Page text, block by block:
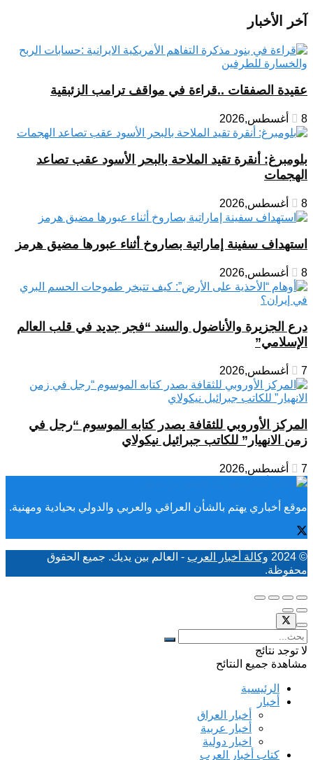
آخر الأخبار
عقيدة الصفقات ..قراءة في مواقف ترامب الزئبقية
8 أغسطس,2026
بلومبرغ: أنقرة تقيد الملاحة بالبحر الأسود عقب تصاعد
الهجمات
8 أغسطس,2026
استهداف سفينة إماراتية بصاروخ أثناء عبورها مضيق هرمز
8 أغسطس,2026
درع الجزيرة والأناضول والسند “فجر جديد في قلب العالم
الإسلامي”
7 أغسطس,2026
المركز الأوروبي للثقافة يصدر كتابه الموسوم “رجل في
زمن الانهيار” للكاتب جبرائيل نيكولاي
7 أغسطس,2026
موقع أخباري يهتم بالشأن العراقي والعربي والدولي بحيادية ومهنية.
© 2024 وكالة أخبار العرب - العالم بين يديك. جميع الحقوق
محفوظة.
لا توجد نتائج
مشاهدة جميع النتائح
الرئيسية
أخبار
أخبار العراق
أخبار عربية
اخبار دولية
كتاب أخبار العرب